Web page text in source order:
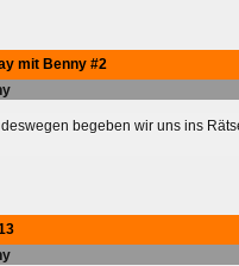
mit Benny #2
begeben wir uns ins